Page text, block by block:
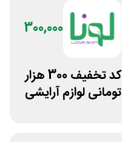
300,000
کد تخفیف 300 هزار
تومانی لوازم آرایشی